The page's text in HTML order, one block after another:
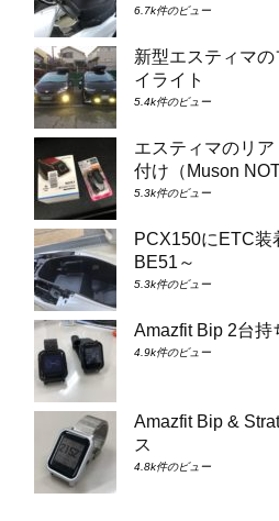
6.7k件のビュー
新型エスティマ
イライト
5.4k件のビュー
エスティマのリ
付け（Muson
5.3k件のビュー
PCX150にETC装
BE51～
5.3k件のビュー
Amazfit Bip 2台
4.9k件のビュー
Amazfit Bip &
ス
4.8k件のビュー